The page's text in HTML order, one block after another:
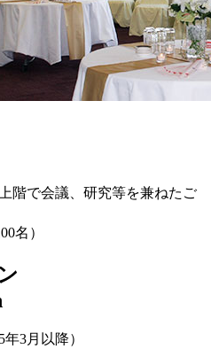
階で会議、研究等を兼ねたご
名）